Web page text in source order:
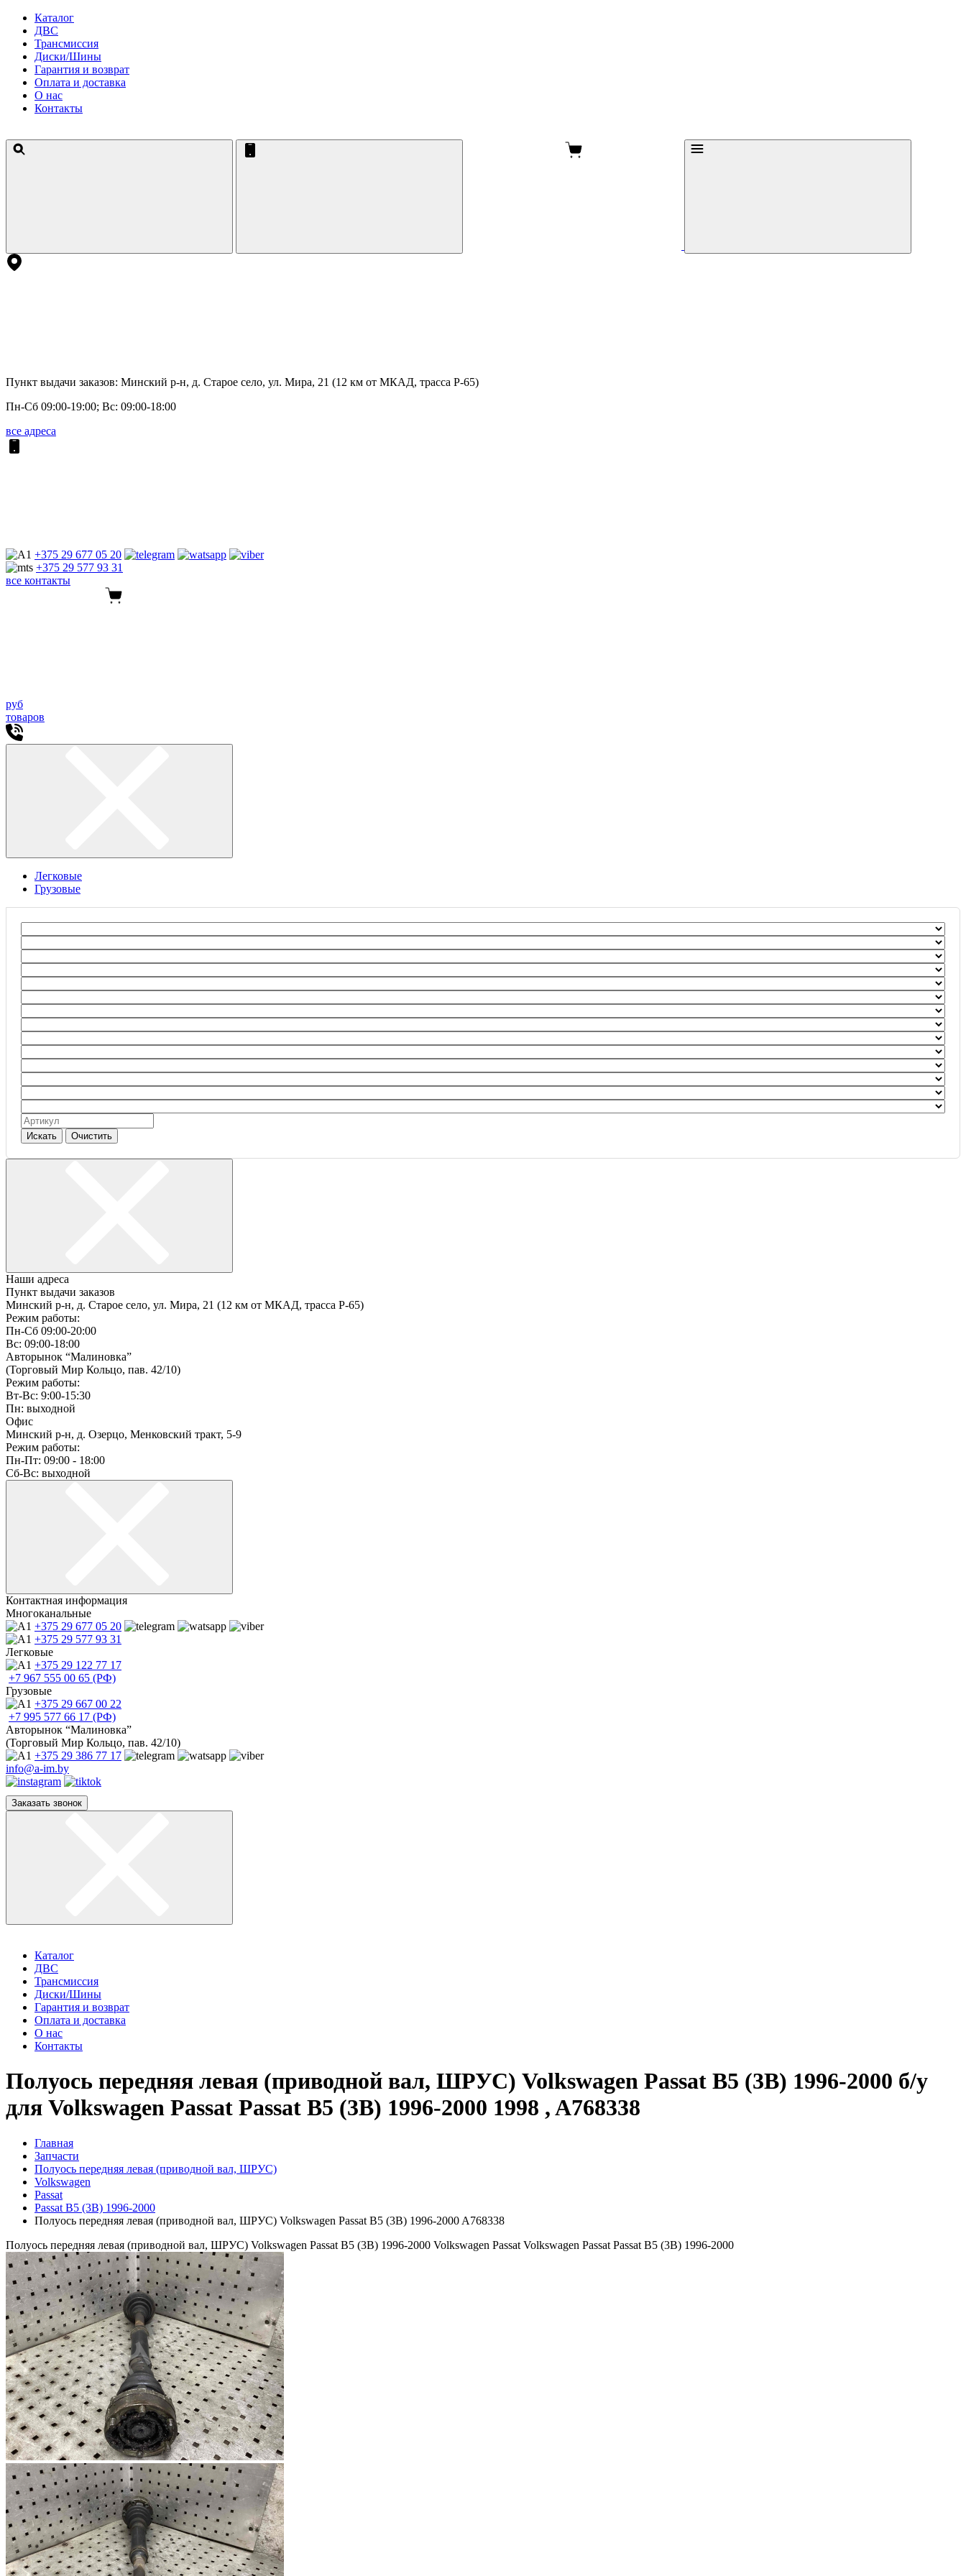
Каталог
ДВС
Трансмиссия
Диски/Шины
Гарантия и возврат
Оплата и доставка
О нас
Контакты
Пункт выдачи заказов: Минский р-н, д. Старое село, ул. Мира, 21 (12 км от МКАД, трасса P-65)
Пн-Сб 09:00-19:00; Вс: 09:00-18:00
все адреса
+375 29 677 05 20
+375 29 577 93 31
все контакты
руб
товаров
Легковые
Грузовые
Искать Очистить
Наши адреса
Пункт выдачи заказов
Минский р-н, д. Старое село, ул. Мира, 21 (12 км от МКАД, трасса P-65)
Режим работы:
Пн-Сб 09:00-20:00
Вс: 09:00-18:00
Авторынок “Малиновка”
(Торговый Мир Кольцо, пав. 42/10)
Режим работы:
Вт-Вс: 9:00-15:30
Пн: выходной
Офис
Минский р-н, д. Озерцо, Менковский тракт, 5-9
Режим работы:
Пн-Пт: 09:00 - 18:00
Сб-Вс: выходной
Контактная информация
Многоканальные
+375 29 677 05 20
+375 29 577 93 31
Легковые
+375 29 122 77 17
+7 967 555 00 65 (РФ)
Грузовые
+375 29 667 00 22
+7 995 577 66 17 (РФ)
Авторынок “Малиновка”
(Торговый Мир Кольцо, пав. 42/10)
+375 29 386 77 17
info@a-im.by
Заказать звонок
Каталог
ДВС
Трансмиссия
Диски/Шины
Гарантия и возврат
Оплата и доставка
О нас
Контакты
Полуось передняя левая (приводной вал, ШРУС) Volkswagen Passat B5 (3B) 1996-2000 б/у
для Volkswagen Passat Passat B5 (3B) 1996-2000 1998 , A768338
Главная
Запчасти
Полуось передняя левая (приводной вал, ШРУС)
Volkswagen
Passat
Passat B5 (3B) 1996-2000
Полуось передняя левая (приводной вал, ШРУС) Volkswagen Passat B5 (3B) 1996-2000 A768338
Полуось передняя левая (приводной вал, ШРУС) Volkswagen Passat B5 (3B) 1996-2000 Volkswagen Passat Volkswagen Passat Passat B5 (3B) 1996-2000